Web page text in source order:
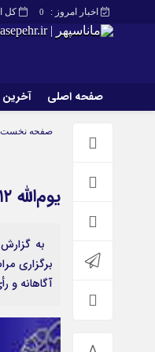
کل اخبار امروز : 0
صفحه اصلی آخرین
صفحه اصلیصفحه نخست
یوم‌الله ١٢ فروردین روز تثبیت نظام مقدس جمهوری اسلامی است
به
آگاهانه و